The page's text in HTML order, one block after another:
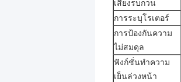
เสียงรบกวน
การระบุโรเตอร์
การป้องกันความ
ไม่สมดุล
ฟังก์ชั่นทำความ
เย็นล่วงหน้า